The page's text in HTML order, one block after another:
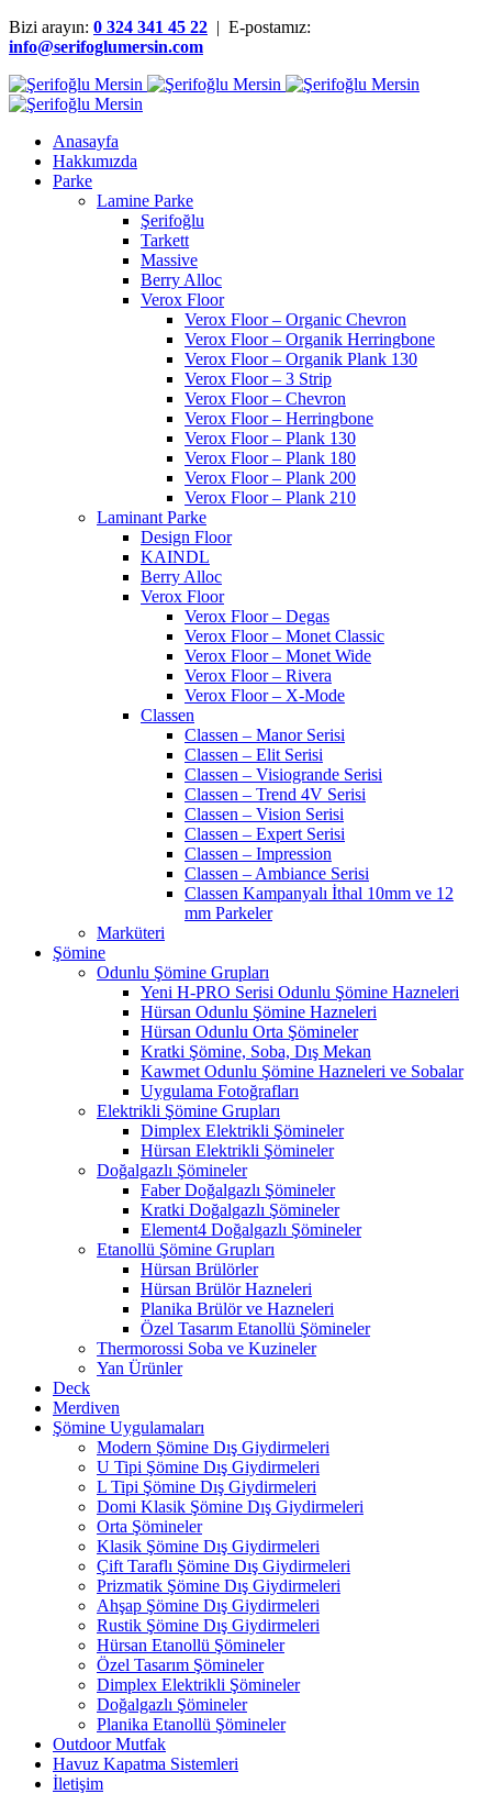
Bizi arayın: 0 324 341 45 22 | E-postamız:
info@serifoglumersin.com
Anasayfa
Hakkımızda
Parke
Lamine Parke
Şerifoğlu
Tarkett
Massive
Berry Alloc
Verox Floor
Verox Floor – Organic Chevron
Verox Floor – Organik Herringbone
Verox Floor – Organik Plank 130
Verox Floor – 3 Strip
Verox Floor – Chevron
Verox Floor – Herringbone
Verox Floor – Plank 130
Verox Floor – Plank 180
Verox Floor – Plank 200
Verox Floor – Plank 210
Laminant Parke
Design Floor
KAINDL
Berry Alloc
Verox Floor
Verox Floor – Degas
Verox Floor – Monet Classic
Verox Floor – Monet Wide
Verox Floor – Rivera
Verox Floor – X-Mode
Classen
Classen – Manor Serisi
Classen – Elit Serisi
Classen – Visiogrande Serisi
Classen – Trend 4V Serisi
Classen – Vision Serisi
Classen – Expert Serisi
Classen – Impression
Classen – Ambiance Serisi
Classen Kampanyalı İthal 10mm ve 12
mm Parkeler
Marküteri
Şömine
Odunlu Şömine Grupları
Yeni H-PRO Serisi Odunlu Şömine Hazneleri
Hürsan Odunlu Şömine Hazneleri
Hürsan Odunlu Orta Şömineler
Kratki Şömine, Soba, Dış Mekan
Kawmet Odunlu Şömine Hazneleri ve Sobalar
Uygulama Fotoğrafları
Elektrikli Şömine Grupları
Dimplex Elektrikli Şömineler
Hürsan Elektrikli Şömineler
Doğalgazlı Şömineler
Faber Doğalgazlı Şömineler
Kratki Doğalgazlı Şömineler
Element4 Doğalgazlı Şömineler
Etanollü Şömine Grupları
Hürsan Brülörler
Hürsan Brülör Hazneleri
Planika Brülör ve Hazneleri
Özel Tasarım Etanollü Şömineler
Thermorossi Soba ve Kuzineler
Yan Ürünler
Deck
Merdiven
Şömine Uygulamaları
Modern Şömine Dış Giydirmeleri
U Tipi Şömine Dış Giydirmeleri
L Tipi Şömine Dış Giydirmeleri
Domi Klasik Şömine Dış Giydirmeleri
Orta Şömineler
Klasik Şömine Dış Giydirmeleri
Çift Taraflı Şömine Dış Giydirmeleri
Prizmatik Şömine Dış Giydirmeleri
Ahşap Şömine Dış Giydirmeleri
Rustik Şömine Dış Giydirmeleri
Hürsan Etanollü Şömineler
Özel Tasarım Şömineler
Dimplex Elektrikli Şömineler
Doğalgazlı Şömineler
Planika Etanollü Şömineler
Outdoor Mutfak
Havuz Kapatma Sistemleri
İletişim